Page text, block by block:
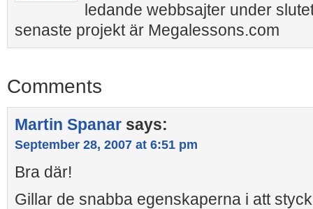
ledande webbsajter under
senaste projekt är Megalessons.com
Comments
Martin Spanar says:
September 28, 2007 at 6:51 pm
Bra där!
Gillar de snabba egenskaperna i att